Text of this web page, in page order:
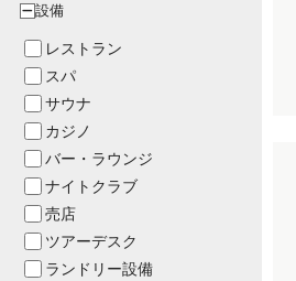
ー
設備
レストラン
スパ
サウナ
カジノ
バー・ラウンジ
ナイトクラブ
売店
ツアーデスク
ランドリー設備